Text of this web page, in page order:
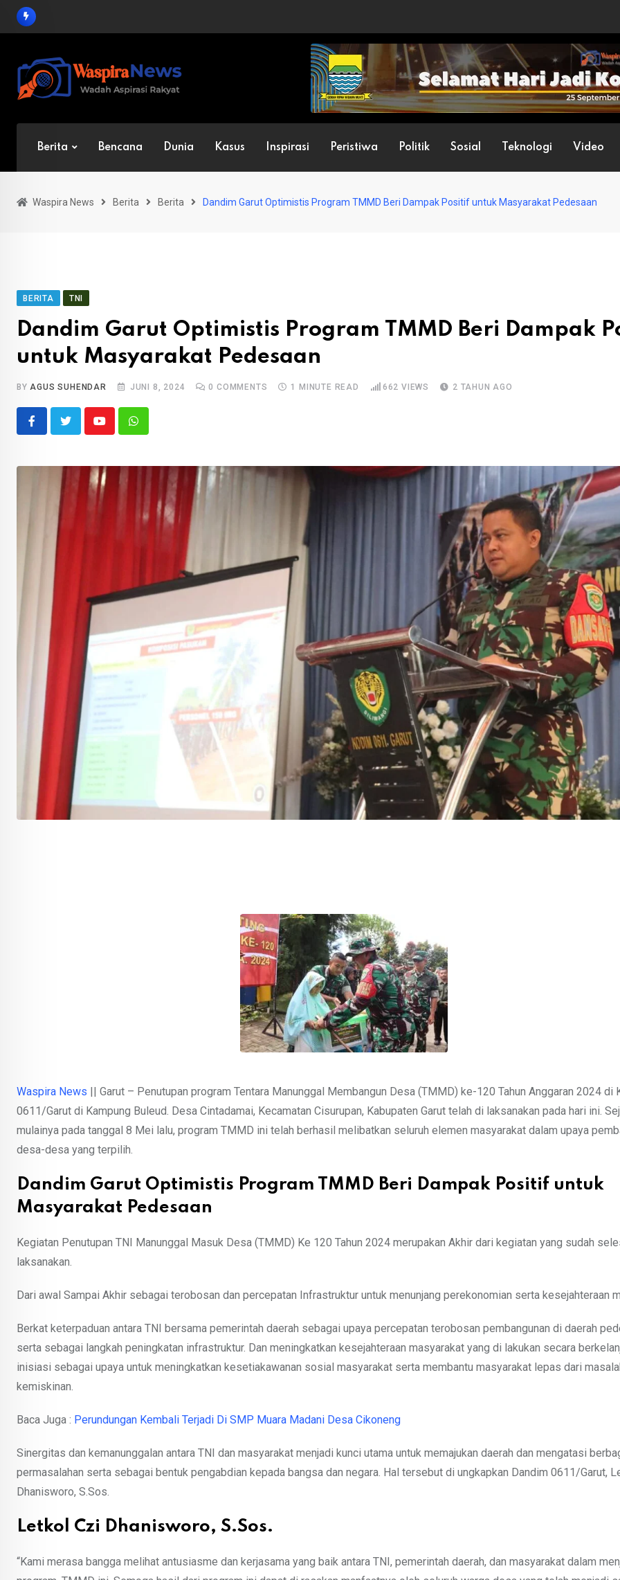
Skip
Berita Bencana Dunia Kasus Inspirasi Peristiwa Politik Sosial Teknologi Video
Waspira News Berita Berita Dandim Garut Optimistis Program TMMD Beri Dampak Positif untuk Masyarakat Pedesaan
BERITA TNI
Dandim Garut Optimistis Program TMMD Beri Dampak
untuk Masyarakat Pedesaan
BYAGUS SUHENDAR JUNI 8, 2024 0 COMMENTS 1 MINUTE READ 662 VIEWS 2 TAHUN AGO
YoutubeWhatsapp
Waspira News || Garut – Penutupan program Tentara Manunggal Membangun Desa (TMMD) ke-120 Tahun Anggaran 2024 di
0611/Garut di Kampung Buleud. Desa Cintadamai, Kecamatan Cisurupan, Kabupaten Garut telah di laksanakan pada hari ini.
mulainya pada tanggal 8 Mei lalu, program TMMD ini telah berhasil melibatkan seluruh elemen masyarakat dalam upaya
desa-desa yang terpilih.
Dandim Garut Optimistis Program TMMD Beri Dampak Positif untuk
Masyarakat Pedesaan
Kegiatan Penutupan TNI Manunggal Masuk Desa (TMMD) Ke 120 Tahun 2024 merupakan Akhir dari kegiatan yang sudah
laksanakan.
Dari awal Sampai Akhir sebagai terobosan dan percepatan Infrastruktur untuk menunjang perekonomian serta kesejahteraan
Berkat keterpaduan antara TNI bersama pemerintah daerah sebagai upaya percepatan terobosan pembangunan di daerah
serta sebagai langkah peningkatan infrastruktur. Dan meningkatkan kesejahteraan masyarakat yang di lakukan secara
inisiasi sebagai upaya untuk meningkatkan kesetiakawanan sosial masyarakat serta membantu masyarakat lepas dari
kemiskinan.
Baca Juga : Perundungan Kembali Terjadi Di SMP Muara Madani Desa Cikoneng
Sinergitas dan kemanunggalan antara TNI dan masyarakat menjadi kunci utama untuk memajukan daerah dan mengatasi
permasalahan serta sebagai bentuk pengabdian kepada bangsa dan negara. Hal tersebut di ungkapkan Dandim 0611/Garut,
Dhanisworo, S.Sos.
Letkol Czi Dhanisworo, S.Sos.
“Kami merasa bangga melihat antusiasme dan kerjasama yang baik antara TNI, pemerintah daerah, dan masyarakat dalam